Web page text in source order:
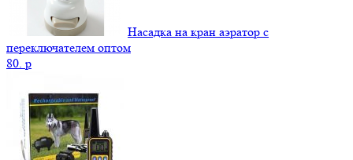
Насадка на кран аэратор с
переключателем оптом
80. p